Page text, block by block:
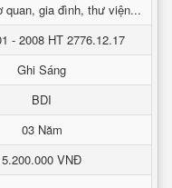
quan, gia đình, thư viện...
- 2008 HT 2776.12.17
Ghi Sáng
BDI
03 Năm
5.200.000 VNĐ